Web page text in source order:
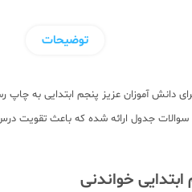
توضیحات
خواندنی برای دانش آموزان عزیز
جدول ارائه شده که باعث تقویت
ابتدایی خواندنی